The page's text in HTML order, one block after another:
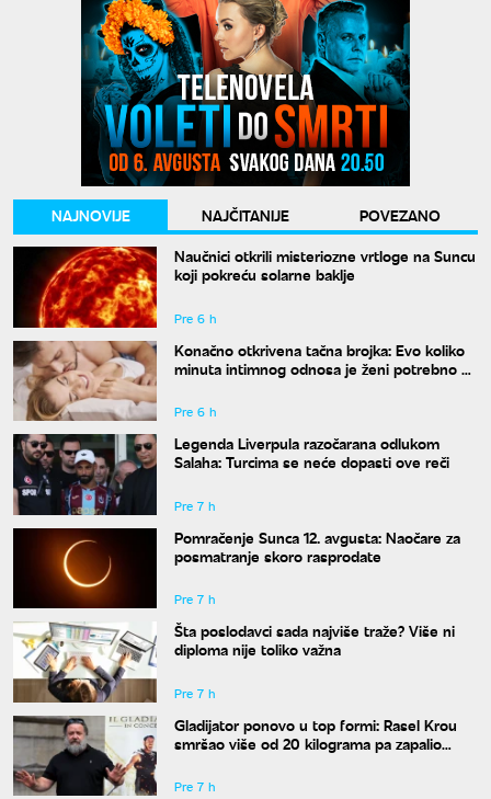
NAJNOVIJE NAJČITANIJE
POVEZANO
Naučnici otkrili misteriozne vrtloge na Suncu
koji pokreću solarne baklje
Pre 6 h
Konačno otkrivena tačna brojka: Evo koliko
minuta intimnog odnosa je ženi potrebno da
Pre 6 h
Legenda Liverpula razočarana odlukom
Salaha: Turcima se neće dopasti ove reči
Pre 7 h
Pomračenje Sunca 12. avgusta: Naočare za
posmatranje skoro rasprodate
Pre 7 h
Šta poslodavci sada najviše traže? Više ni
diploma nije toliko važna
Pre 7 h
Gladijator ponovo u top formi: Rasel Krou
smršao više od 20 kilograma pa zapalio
Pre 7 h